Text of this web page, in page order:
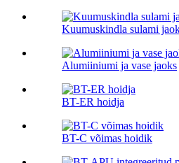
Kuumuskindla sulami
Alumiiniumi ja vase jaoks
BT-ER hoidja
BT-C võimas hoidik